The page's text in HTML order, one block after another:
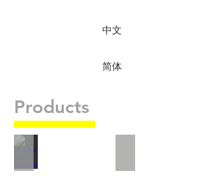
中文
简体
Products
Burglar Alarm System